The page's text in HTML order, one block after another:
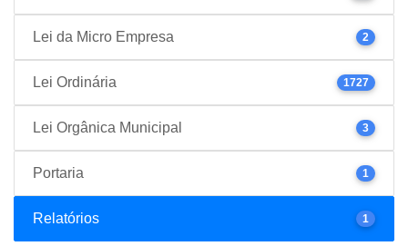
Lei da Micro Empresa 2
Lei Ordinária 1727
Lei Orgânica Municipal 3
Portaria 1
Relatórios 1